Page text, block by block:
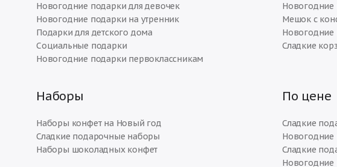
Новогодние подарки для девочек
Новогодние подарки на утренник
Подарки для детского дома
Социальные подарки
Новогодние подарки первоклассникам
Новогодние
Мешок с
Новогодние
Сладкие
Наборы
Наборы конфет на Новый год
Сладкие подарочные наборы
Наборы шоколадных конфет
По цене
Сладкие
Новогодние
Сладкие
Новогодние